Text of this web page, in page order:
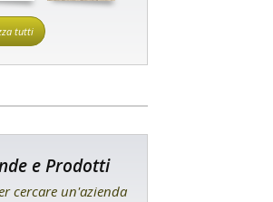
tutti
e Prodotti
cercare un'azienda